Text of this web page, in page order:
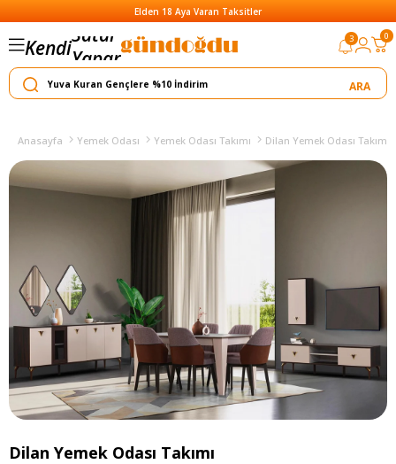
Elden 18 Aya Varan Taksitler
KendiYapar
Satar
3 0
Anasayfa Yemek Odası Yemek Odası Takımı Dilan Yemek Odası Takımı
Dilan Yemek Odası Takımı